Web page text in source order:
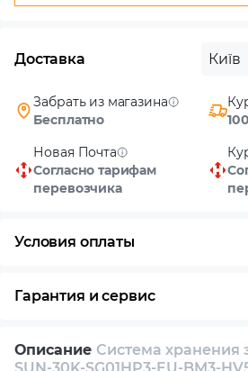
Доставка Київ
Забрать из магазина
Бесплатно
Новая Почта
Согласно тарифам
перевозчика
Условия оплаты
Гарантия и сервис
Собственный сервисный
Описание Система хранения